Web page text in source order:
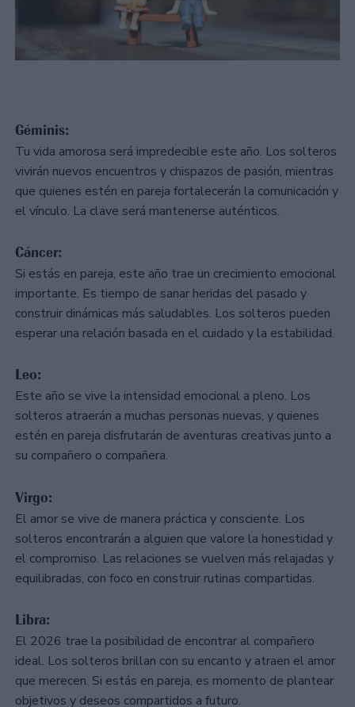
Géminis:
Tu vida amorosa será impredecible este año. Los solteros
vivirán nuevos encuentros y chispazos de pasión, mientras
que quienes estén en pareja fortalecerán la comunicación y
el vínculo. La clave será mantenerse auténticos.
Cáncer:
Si estás en pareja, este año trae un crecimiento emocional
importante. Es tiempo de sanar heridas del pasado y
construir dinámicas más saludables. Los solteros pueden
esperar una relación basada en el cuidado y la estabilidad.
Leo:
Este año se vive la intensidad emocional a pleno. Los
solteros atraerán a muchas personas nuevas, y quienes
estén en pareja disfrutarán de aventuras creativas junto a
su compañero o compañera.
Virgo:
El amor se vive de manera práctica y consciente. Los
solteros encontrarán a alguien que valore la honestidad y
el compromiso. Las relaciones se vuelven más relajadas y
equilibradas, con foco en construir rutinas compartidas.
Libra:
El 2026 trae la posibilidad de encontrar al compañero
ideal. Los solteros brillan con su encanto y atraen el amor
que merecen. Si estás en pareja, es momento de plantear
objetivos y deseos compartidos a futuro.